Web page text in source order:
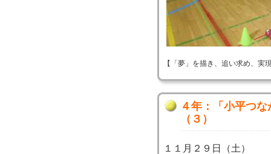
【「夢」を描き、追い求め、
４年：「小平つ
（３）
１１月２９日（土）